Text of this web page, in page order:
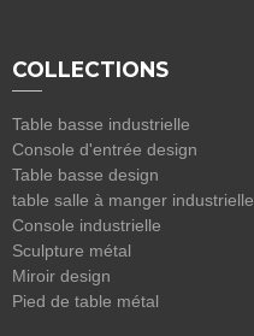
COLLECTIONS
Table basse industrielle
Console d'entrée design
Table basse design
table salle à manger industrielle
Console industrielle
Sculpture métal
Miroir design
Pied de table métal